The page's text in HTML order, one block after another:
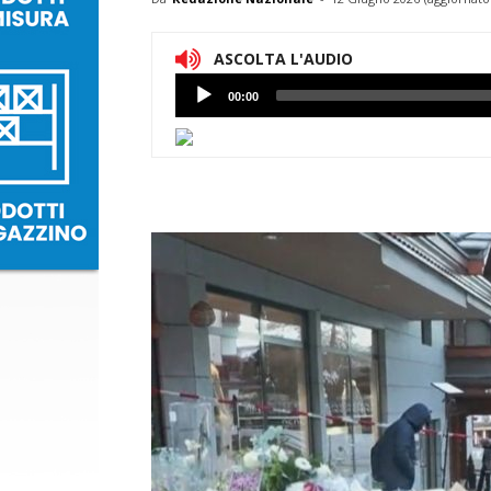
ASCOLTA L'AUDIO
Lettore
Audio
00:00